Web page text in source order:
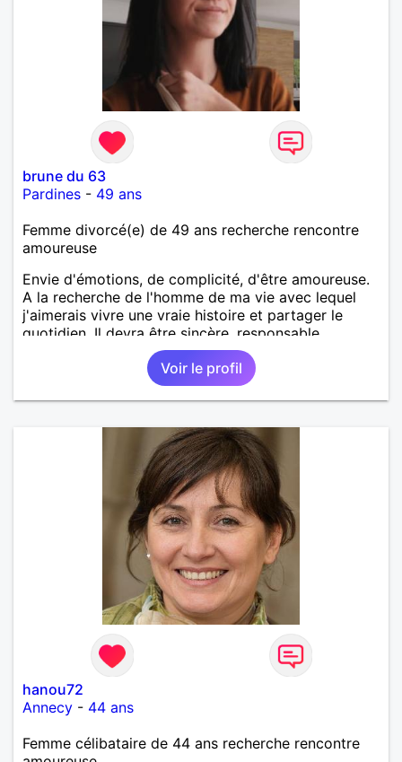
brune du 63
Pardines - 49 ans
Femme divorcé(e) de 49 ans recherche rencontre
amoureuse
Envie d'émotions, de complicité, d'être amoureuse.
A la recherche de l'homme de ma vie avec lequel
j'aimerais vivre une vraie histoire et partager le
quotidien. Il devra être sincère, responsable,
ambitieux, entreprenant, fort de caractère et avec le
sens de l'humour. Il saura me chouchouter et me
mettre en valeur, me donner son amour et attention.
Merci de m'avoir lu et à bientôt...
Voir le profil
hanou72
Annecy - 44 ans
Femme célibataire de 44 ans recherche rencontre